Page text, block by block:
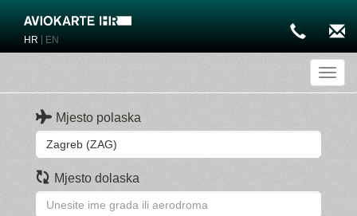
HR EN
Mjesto polaska
Mjesto dolaska